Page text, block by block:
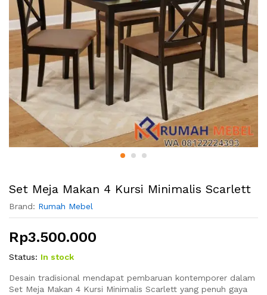
Set Meja Makan 4 Kursi Minimalis Scarlett
Brand: Rumah Mebel
Rp3.500.000
Status: In stock
Desain tradisional mendapat pembaruan kontemporer dalam
Set Meja Makan 4 Kursi Minimalis Scarlett yang penuh gaya